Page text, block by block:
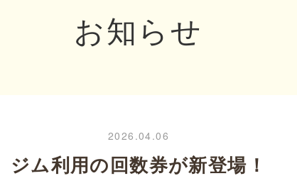
お知らせ
2026.04.06
ジム利用の回数券が新登場！